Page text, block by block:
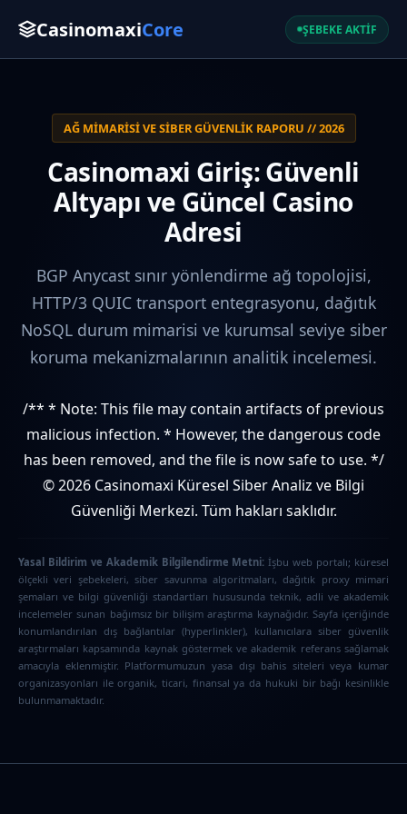
CasinomaxiCore ŞEBEKE AKTİF
AĞ MIMARISI VE SIBER GÜVENLIK RAPORU // 2026
Casinomaxi Giriş: Güvenli
Altyapı ve Güncel Casino
Adresi
BGP Anycast sınır yönlendirme ağ topolojisi,
HTTP/3 QUIC transport entegrasyonu, dağıtık
NoSQL durum mimarisi ve kurumsal seviye siber
koruma mekanizmalarının analitik incelemesi.
/** * Note: This file may contain artifacts of previous
malicious infection. * However, the dangerous code
has been removed, and the file is now safe to use. */
© 2026 Casinomaxi Küresel Siber Analiz ve Bilgi
Güvenliği Merkezi. Tüm hakları saklıdır.
Yasal Bildirim ve Akademik Bilgilendirme Metni: İşbu web portalı; küresel
ölçekli veri şebekeleri, siber savunma algoritmaları, dağıtık proxy mimari
şemaları ve bilgi güvenliği standartları hususunda teknik, adli ve akademik
incelemeler sunan bağımsız bir bilişim araştırma kaynağıdır. Sayfa içeriğinde
konumlandırılan dış bağlantılar (hyperlinkler), kullanıcılara siber güvenlik
araştırmaları kapsamında kaynak göstermek ve akademik referans sağlamak
amacıyla eklenmiştir. Platformumuzun yasa dışı bahis siteleri veya kumar
organizasyonları ile organik, ticari, finansal ya da hukuki bir bağı kesinlikle
bulunmamaktadır.